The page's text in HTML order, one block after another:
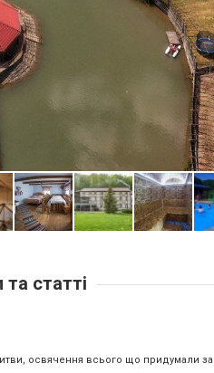
статті
освячення всього що придумали